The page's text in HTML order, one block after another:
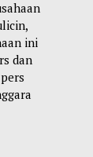
ini
dan